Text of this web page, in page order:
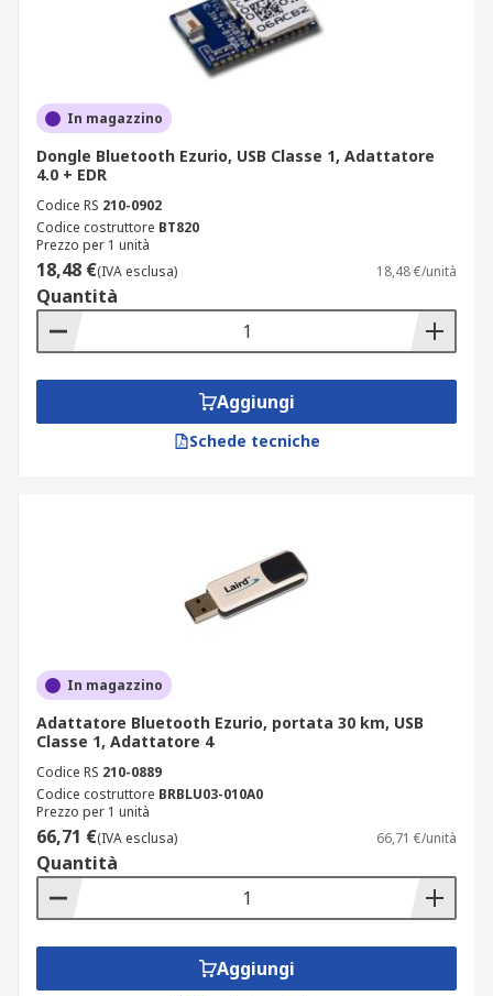
In magazzino
Dongle Bluetooth Ezurio, USB Classe 1, Adattatore
4.0 + EDR
Codice RS 210-0902
Codice costruttore BT820
Prezzo per 1 unità
18,48 €(IVA esclusa) 18,48 €/unità
Quantità
Aggiungi
Schede tecniche
In magazzino
Adattatore Bluetooth Ezurio, portata 30 km, USB
Classe 1, Adattatore 4
Codice RS 210-0889
Codice costruttore BRBLU03-010A0
Prezzo per 1 unità
66,71 €(IVA esclusa) 66,71 €/unità
Quantità
Aggiungi